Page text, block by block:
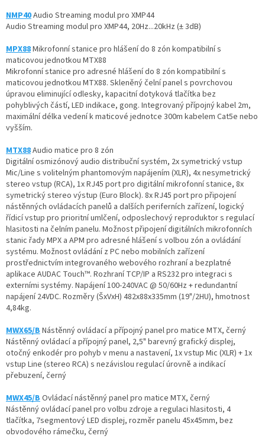
NMP40Audio Streaming modul pro XMP44
Audio Streaming modul pro XMP44, 20Hz...20kHz (± 3dB)
MPX88Mikrofonní stanice pro hlášení do 8 zón kompatibilní s
maticovou jednotkou MTX88
Mikrofonní stanice pro adresné hlášení do 8 zón kompatibilní s
maticovou jednotkou MTX88. Skleněný čelní panel s povrchovou
úpravou eliminující odlesky, kapacitní dotyková tlačítka bez
pohyblivých částí, LED indikace, gong. Integrovaný přípojný kabel 2m,
maximální délka vedení k maticové jednotce 300m kabelem Cat5e nebo
vyšším.
MTX88Audio matice pro 8 zón
Digitální osmizónový audio distribuční systém, 2x symetrický vstup
Mic/Line s volitelným phantomovým napájením (XLR), 4x nesymetrický
stereo vstup (RCA), 1x RJ45 port pro digitální mikrofonní stanice, 8x
symetrický stereo výstup (Euro Block). 8x RJ45 port pro připojení
nástěnných ovládacích panelů a dalších periferních zařízení, logický
řídicí vstup pro prioritní umlčení, odposlechový reproduktor s regulací
hlasitosti na čelním panelu. Možnost připojení digitálních mikrofonních
stanic řady MPX a APM pro adresné hlášení s volbou zón a ovládání
systému. Možnost ovládání z PC nebo mobilních zařízení
prostřednictvím integrovaného webového rozhraní a bezplatné
aplikace AUDAC Touch™. Rozhraní TCP/IP a RS232 pro integraci s
externími systémy. Napájení 100-240VAC @ 50/60Hz + redundantní
napájení 24VDC. Rozměry (ŠxVxH) 482x88x335mm (19"/2HU), hmotnost
4,84kg.
MWX65/BNástěnný ovládací a přípojný panel pro matice MTX, černý
Nástěnný ovládací a přípojný panel, 2,5" barevný grafický displej,
otočný enkodér pro pohyb v menu a nastavení, 1x vstup Mic (XLR) + 1x
vstup Line (stereo RCA) s nezávislou regulací úrovně a indikací
přebuzení, černý
MWX45/BOvládací nástěnný panel pro matice MTX, černý
Nástěnný ovládací panel pro volbu zdroje a regulaci hlasitosti, 4
tlačítka, 7segmentový LED displej, rozměr panelu 45x45mm, bez
obvodového rámečku, černý